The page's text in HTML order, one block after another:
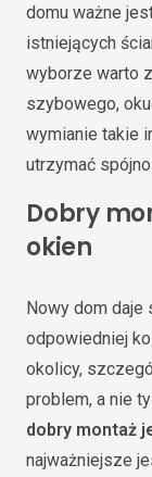
domu ważne
istniejących
wyborze warto
szybowego,
wymianie takie
utrzymać
Dobry
okien
Nowy dom daje
odpowiedniej
okolicy,
problem, a nie
dobry montaż
najważniejsze